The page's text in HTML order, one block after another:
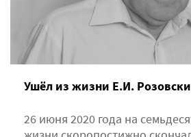
Ушёл из жизни Е.И.
26 июня 2020 года на